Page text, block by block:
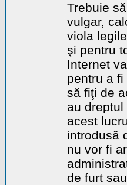
Trebuie
vulgar,
viola
şi pentru
Internet
pentru a
să fiţi de
au
acest
introdusă
nu vor fi
de furt